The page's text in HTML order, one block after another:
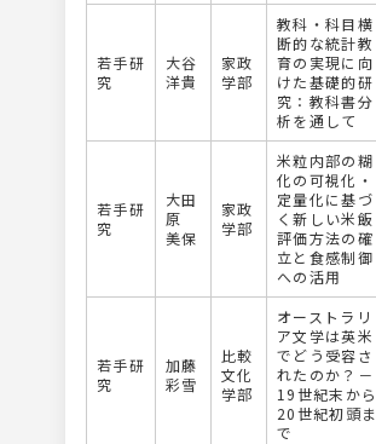
若手研
究
大谷
洋貴
家政
学部
教科・科⽬横
断的な統計教
育の実現に向
けた基礎的研
究：教科書分
析を通して
若手研
究
大田
原
美保
家政
学部
⽶粒内部の糊
化の可視化・
定量化に基づ
く新しい⽶飯
評価⽅法の確
⽴と⾷感制御
への活⽤
若手研
究
加藤
彩雪
比較
文化
学部
オーストラリ
ア文学は英米
でどう受容さ
れたのか？－
19世紀末から
20世紀初頭ま
で